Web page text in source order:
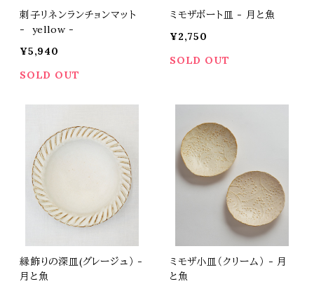
刺子リネンランチョンマット
- yellow -
¥5,940
SOLD OUT
ミモザボート皿 - 月と魚
¥2,750
SOLD OUT
縁飾りの深皿(グレージュ） -
月と魚
ミモザ小皿（クリーム） - 月
と魚